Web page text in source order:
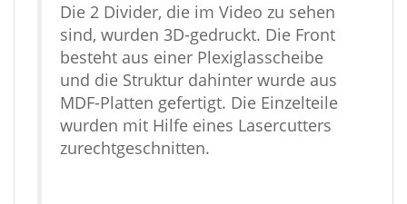
Die 2 Divider, die im Video zu sehen
sind, wurden 3D-gedruckt. Die Front
besteht aus einer Plexiglasscheibe
und die Struktur dahinter wurde aus
MDF-Platten gefertigt. Die Einzelteile
wurden mit Hilfe eines Lasercutters
zurechtgeschnitten.